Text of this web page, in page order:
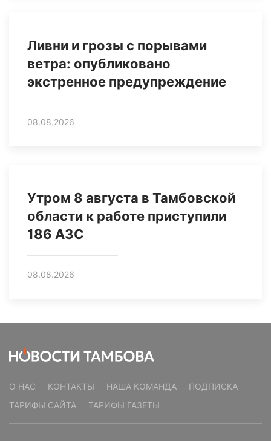
Ливни и грозы с порывами
ветра: опубликовано
экстренное предупреждение
08.08.2026
Утром 8 августа в Тамбовской
области к работе приступили
186 АЗС
08.08.2026
О НАС КОНТАКТЫ НАША КОМАНДА
ПОДПИСКА
ТАРИФЫ САЙТА
ТАРИФЫ ГАЗЕТЫ